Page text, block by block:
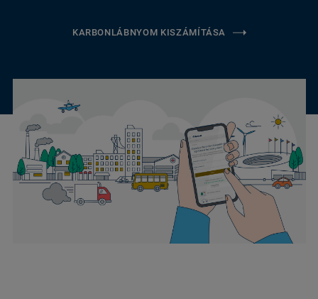
KARBONLÁBNYOM KISZÁMÍTÁSA